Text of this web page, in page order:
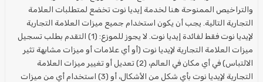
والتراخيص الممنوحة هنا لخدمة إيديا نوت تخضع لمتطلبات العلامة
التجارية التالية. يجب أن يكون استخدام جميع ميزات العلامة التجارية
لإيديا نوت فقط لفائدة إيديا نوت. لا يجوز للموزع: (1) التقدم بطلب تسجيل
ميزات العلامة التجارية لإيديا نوت (أو أي علامات أو ميزات مشابهة تثير
الالتباس) في أي مكان في العالم، (2) تعديل أو تغيير ميزات العلامة
التجارية لإيديا نوت بأي شكل من الأشكال، أو (3) استخدام أي من ميزات